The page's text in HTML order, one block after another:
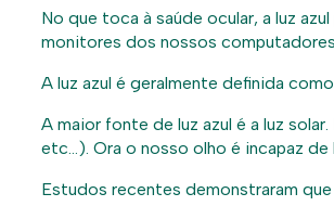
No que toca à saúde ocular, a luz
monitores dos nossos
A luz azul é geralmente definida
A maior fonte de luz azul é a luz
etc…). Ora o nosso olho é incapaz
Estudos recentes demonstraram